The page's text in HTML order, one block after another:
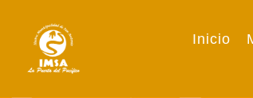
Inicio